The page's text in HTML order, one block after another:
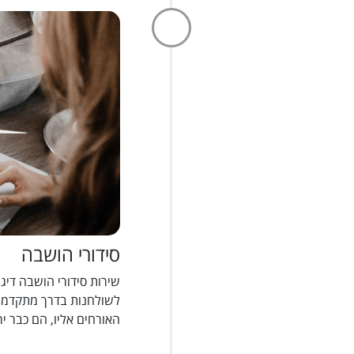
סידורי הושבה
שירות סידורי הושבה
לשולחנות בדרך
האורחים אליו, הם כבר